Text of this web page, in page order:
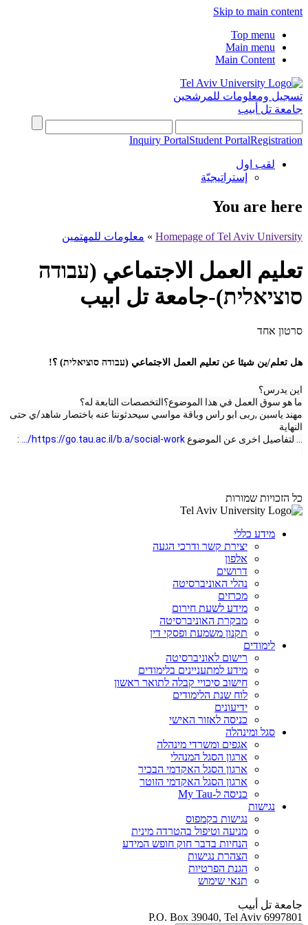
Skip to main content
Top menu
Main menu
Main Content
تسجيل ومعلومات للمرشحين
جامعة تل أبيب
Inquiry PortalStudent PortalRegistration
لقب اول
إستراتيجيّة
You are here
Homepage of Tel Aviv University
» معلومات للمهتمين
تعليم العمل الاجتماعي (עבודה
סוציאלית)-جامعة تل ابيب
סרטון אחד
هل تعلم/ين شيئا عن تعليم العمل الاجتماعي (עבודה סוציאלית) ؟!
اين يدرس؟
ما هو سوق العمل في هذا الموضوع؟التخصصات التابعة له؟
مهند ياسبن ,ربى ابو راس وباقة مواسي سيحدثوننا عنه باختصار شاهد/ي حتى
النهاية
... لتفاصيل اخرى عن الموضوع https://go.tau.ac.il/b.a/social-work/...
:
כל הזכויות שמורות
מידע כללי
יצירת קשר ודרכי הגעה
אלפון
דרושים
נהלי האוניברסיטה
מכרזים
מידע לשעת חירום
מבקרת האוניברסיטה
תקנון משמעת ופסקי דין
לימודים
רישום לאוניברסיטה
מידע למתעניינים בלימודים
חישוב סיכויי קבלה לתואר ראשון
לוח שנת הלימודים
ידיעונים
כניסה לאזור האישי
סגל ומינהלה
אגפים ומשרדי מינהלה
ארגון הסגל המנהלי
ארגון הסגל האקדמי הבכיר
ארגון הסגל האקדמי הזוטר
כניסה ל-My Tau
נגישות
נגישות בקמפוס
מניעה וטיפול בהטרדה מינית
הנחיות בדבר חוק חופש המידע
הצהרת נגישות
הגנת הפרטיות
תנאי שימוש
جامعة تل أبيب
P.O. Box 39040, Tel Aviv 6997801